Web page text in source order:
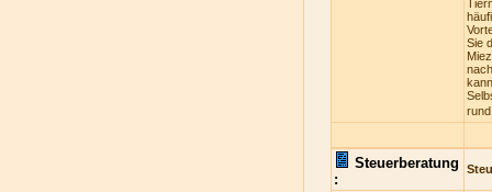
Sie
Steuerberatung
: